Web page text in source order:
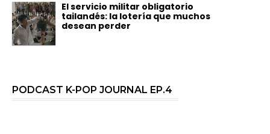
El servicio militar obligatorio
tailandés: la lotería que muchos
desean perder
PODCAST K-POP JOURNAL EP.4